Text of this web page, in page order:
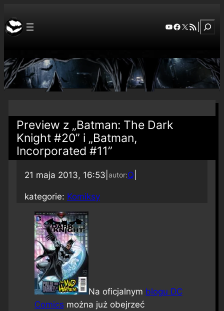
YouTube
Facebook
X RSS Feed
Preview z „Batman: The Dark
Knight #20” i „Batman,
Incorporated #11”
21 maja 2013, 16:53 autor:Q
kategorie: Komiksy
Na oficjalnym blogu DC
Comics można już obejrzeć